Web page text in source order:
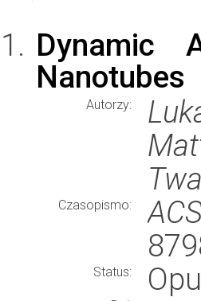
Dynamic
Nanotubes
Autorzy:
Czasopismo:
Status: